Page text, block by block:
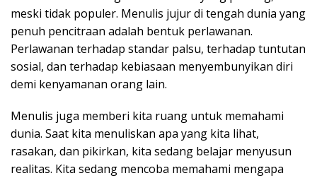
meski tidak populer. Menulis jujur di tengah dunia yang
penuh pencitraan adalah bentuk perlawanan.
Perlawanan terhadap standar palsu, terhadap tuntutan
sosial, dan terhadap kebiasaan menyembunyikan diri
demi kenyamanan orang lain.
Menulis juga memberi kita ruang untuk memahami
dunia. Saat kita menuliskan apa yang kita lihat,
rasakan, dan pikirkan, kita sedang belajar menyusun
realitas. Kita sedang mencoba memahami mengapa